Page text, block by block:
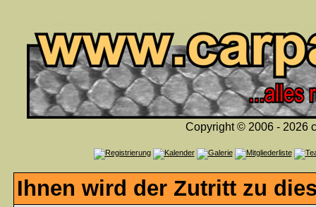
Copyright © 2006 - 2026
Ihnen wird der Zutritt zu